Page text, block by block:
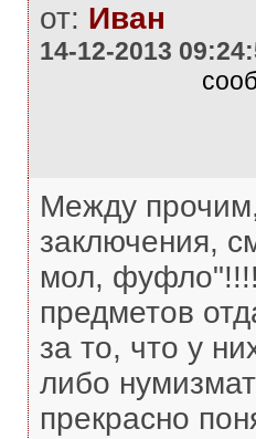
от: Иван
14-12-2013
Между
заключения,
мол,
предметов
за то, что у
либо
прекрасно